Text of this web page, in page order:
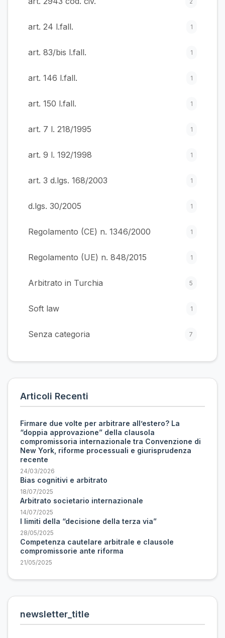
art. 24 l.fall. 1
art. 83/bis l.fall. 1
art. 146 l.fall. 1
art. 150 l.fall. 1
art. 7 l. 218/1995 1
art. 9 l. 192/1998 1
art. 3 d.lgs. 168/2003 1
d.lgs. 30/2005 1
Regolamento (CE) n. 1346/2000 1
Regolamento (UE) n. 848/2015 1
Arbitrato in Turchia 5
Soft law 1
Senza categoria 7
Articoli Recenti
Firmare due volte per arbitrare all’estero? La
“doppia approvazione” della clausola
compromissoria internazionale tra Convenzione di
New York, riforme processuali e giurisprudenza
recente
24/03/2026
Bias cognitivi e arbitrato
18/07/2025
Arbitrato societario internazionale
14/07/2025
I limiti della “decisione della terza via”
28/05/2025
Competenza cautelare arbitrale e clausole
compromissorie ante riforma
21/05/2025
newsletter_title